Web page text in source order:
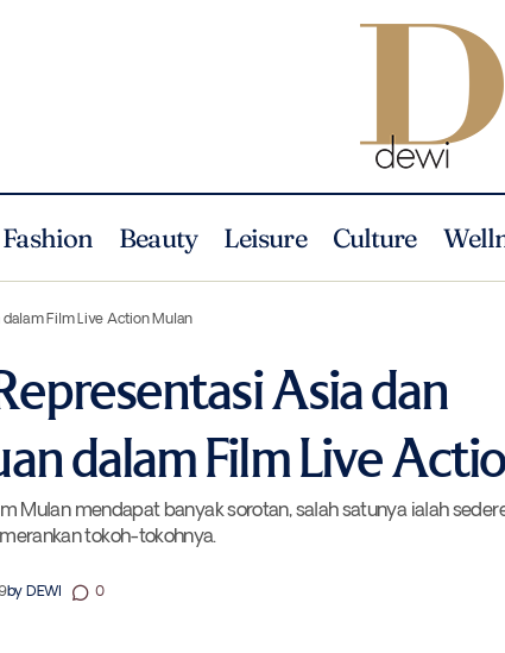
Fashion Beauty Leisure Culture
Culture News
Film Live Action Mulan
Asia dan
dalam Film Live
Mulan mendapat banyak sorotan, salah satunya ialah
tokoh-tokohnya.
by DEWI 0